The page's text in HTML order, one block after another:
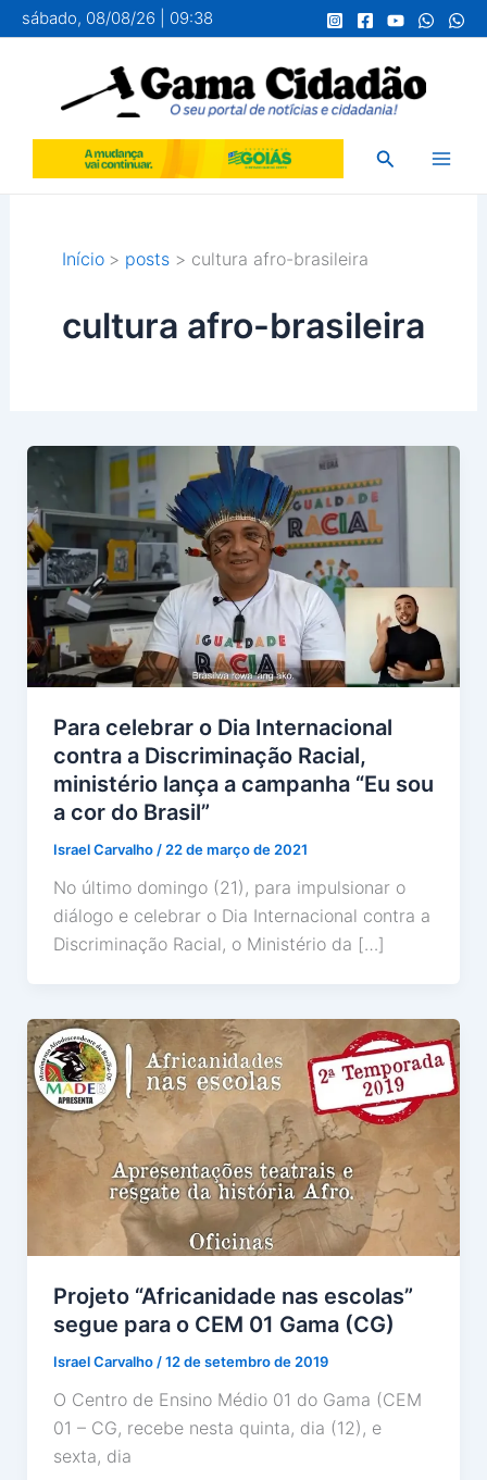
para
conteúdo
sábado, 08/08/26 | 09:38
Pesquisar
Início posts cultura afro-brasileira
cultura afro-brasileira
Para celebrar o Dia Internacional
contra a Discriminação Racial,
ministério lança a campanha “Eu sou
a cor do Brasil”
Israel Carvalho / 22 de março de 2021
No último domingo (21), para impulsionar o
diálogo e celebrar o Dia Internacional contra a
Discriminação Racial, o Ministério da […]
Projeto “Africanidade nas escolas”
segue para o CEM 01 Gama (CG)
Israel Carvalho/12 de setembro de 2019
O Centro de Ensino Médio 01 do Gama (CEM
01 – CG, recebe nesta quinta, dia (12), e
sexta, dia